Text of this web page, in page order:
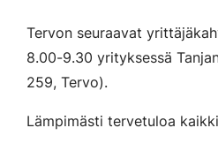
Tervon seuraavat
8.00-9.30 yrityksessä
259, Tervo).
Lämpimästi tervetuloa